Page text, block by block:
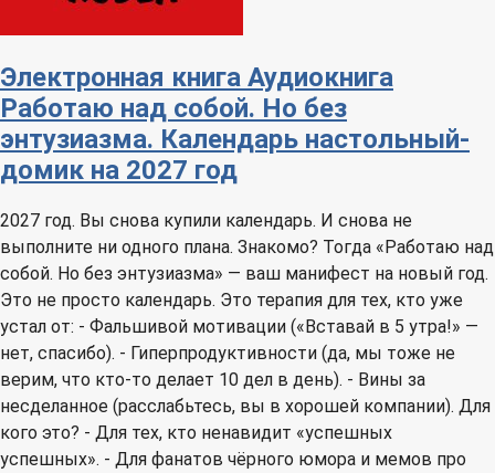
Электронная книга Аудиокнига
Работаю над собой. Но без
энтузиазма. Календарь настольный-
домик на 2027 год
2027 год. Вы снова купили календарь. И снова не
выполните ни одного плана. Знакомо? Тогда «Работаю над
собой. Но без энтузиазма» — ваш манифест на новый год.
Это не просто календарь. Это терапия для тех, кто уже
устал от: - Фальшивой мотивации («Вставай в 5 утра!» —
нет, спасибо). - Гиперпродуктивности (да, мы тоже не
верим, что кто-то делает 10 дел в день). - Вины за
несделанное (расслабьтесь, вы в хорошей компании). Для
кого это? - Для тех, кто ненавидит «успешных
успешных». - Для фанатов чёрного юмора и мемов про